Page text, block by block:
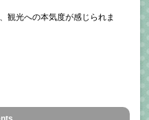
観光への本気度が感じられま